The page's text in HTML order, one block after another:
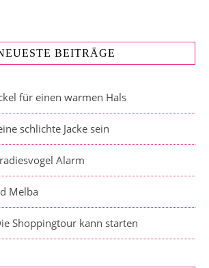
BEITRÄGE
für einen warmen Hals
schlichte Jacke sein
Alarm
Melba
Shoppingtour kann starten